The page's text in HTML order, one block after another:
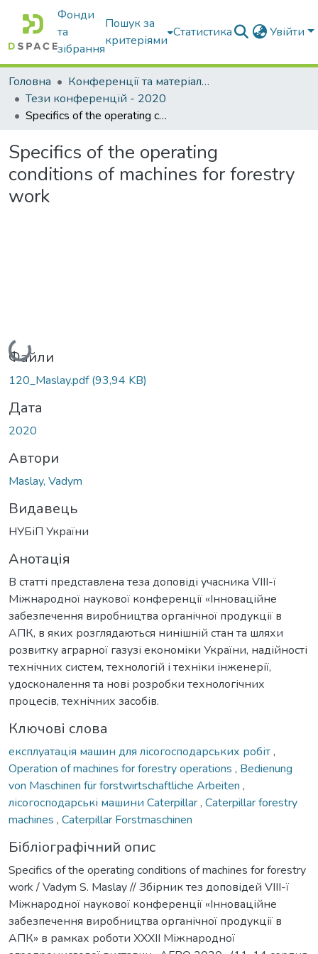
Фонди
та
зібрання
Пошук за
критеріями
Статистика Увійти
Головна
Конференції та матеріали конференцій
Тези конференцій - 2020
Specifics of the operating conditions of machines for forestry work
Specifics of the operating
conditions of machines for forestry
work
Вантажиться...
Файли
120_Maslay.pdf(93,94 KB)
Дата
2020
Автори
Maslay, Vadym
Видавець
НУБіП України
Анотація
В статті представлена теза доповіді учасника VIІІ-ї
Міжнародної наукової конференції «Інноваційне
забезпечення виробництва органічної продукції в
АПК, в яких розглядаються нинішній стан та шляхи
розвитку аграрної газузі економіки України, надійності
технічних систем, технологій і техніки інженерії,
удосконалення та нові розробки технологічних
процесів, технічних засобів.
Ключові слова
експлуатація машин для лісогосподарських робіт,
Operation of machines for forestry operations , Bedienung
von Maschinen für forstwirtschaftliche Arbeiten ,
лісогосподарські машини Caterpillar, Caterpillar forestry
machines , Caterpillar Forstmaschinen
Бібліографічний опис
Specifics of the operating conditions of machines for forestry
work / Vadym S. Maslay // Збірник тез доповідей VIII-ї
Міжнародної наукової конференції «Інноваційне
забезпечення виробництва органічної продукції в
АПК» в рамках роботи XXXII Міжнародної